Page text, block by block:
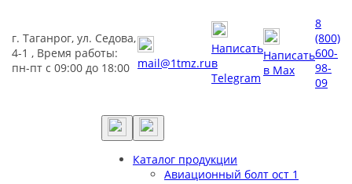
г. Таганрог, ул. Седова,
4-1 , Время работы:
пн-пт с 09:00 до 18:00 mail@1tmz.ru
Написать
в
Telegram
Написать
в Max
8
(800)
600-
98-
09
Каталог продукции
Авиационный болт ост 1